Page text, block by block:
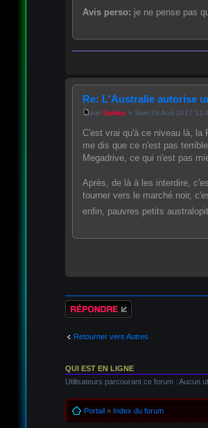
Avis perso: je ne pense pas
Re: L'Australie autorise
par Spidey» Sam 26 Aoû 2017
C'est vrai qu'à ce niveau là, la
me dis que ce n'est pas
Megadrive, ce qui n'est pas
Après, de là à les interdire,
tourner vers le marché noir,
enfin, pauvres petits
Répondre
Retourner vers Autres
QUI EST EN LIGNE
Utilisateurs parcourant ce forum : Aucun
Portail» Index du forum